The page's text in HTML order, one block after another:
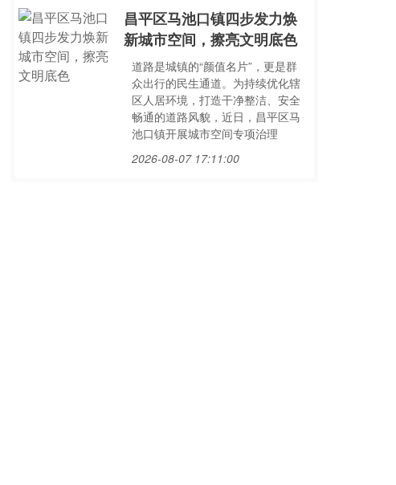
昌平区马池口镇四步发力焕
新城市空间，擦亮文明底色
道路是城镇的“颜值名片”，更是群
众出行的民生通道。为持续优化辖
区人居环境，打造干净整洁、安全
畅通的道路风貌，近日，昌平区马
池口镇开展城市空间专项治理
2026-08-07 17:11:00